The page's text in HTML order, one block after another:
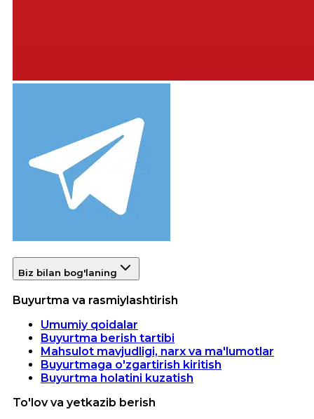
Biz bilan bog'laning
Buyurtma va rasmiylashtirish
Umumiy qoidalar
Buyurtma berish tartibi
Mahsulot mavjudligi, narx va ma'lumotlar
Buyurtmaga o'zgartirish kiritish
Buyurtma holatini kuzatish
To'lov va yetkazib berish